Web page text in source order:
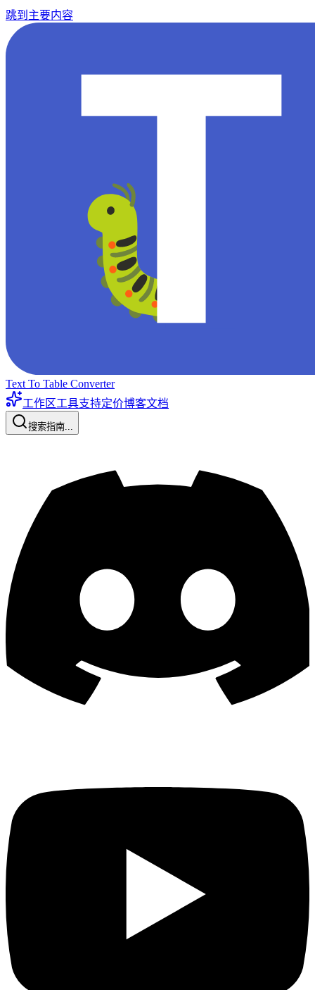
跳到主要内容
Text To Table Converter
工作区工具支持定价博客文档
搜索指南...